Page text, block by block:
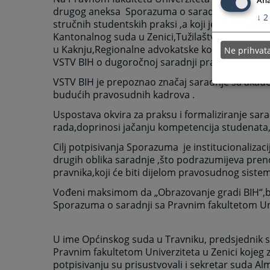
drugog aneksa Sporazuma o saradnji sa
stručnih studentskih praksi ,a koji je zaključen
Kantonalnog suda u Zenici,Tužilaštva Zeničko-
u Kaknju,Regionalne advokatske komore
VSTV BIH o dugoročnoj saradnji pravosudnih
VSTV BIH je prepoznao značaj saradnje sa
budućih pravosudnih kadrova .
Uspostava okvira za praksu i formaliziranje
rada,doprinosi jačanju kompetencija
Cilj potpisivanja Sporazuma je
drugih oblika saradnje ,što podrazumijeva
pravnika,koji će biti dijelom pravosudnog
Vođeni maksimom da „Obrazovanje gradi
Sporazuma o saradnji sa Pravnim fakultetom
U ime Općinskog suda u Travniku,
Pravnim fakultetom Univerziteta u Zenici
potpisivanju su prisustvovali i sekretar suda
↓ 2
Ne